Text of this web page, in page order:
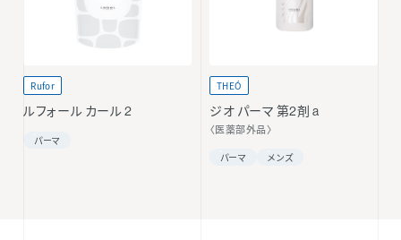
Rufor
ルフォール カール 2
パーマ
THEÓ
ジオ パーマ 第2剤 a
〈医薬部外品〉
パーマ メンズ